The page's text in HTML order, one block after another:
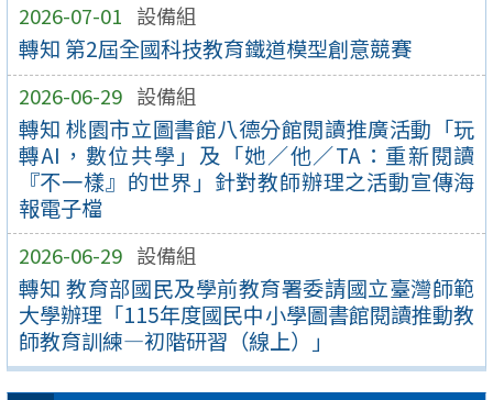
2026-07-01 設備組
轉知 第2屆全國科技教育鐵道模型創意競賽
2026-06-29 設備組
轉知 桃園市立圖書館八德分館閱讀推廣活動「玩
轉AI，數位共學」及「她／他／TA：重新閱讀
『不一樣』的世界」針對教師辦理之活動宣傳海
報電子檔
2026-06-29 設備組
轉知 教育部國民及學前教育署委請國立臺灣師範
大學辦理「115年度國民中小學圖書館閱讀推動教
師教育訓練—初階研習（線上）」